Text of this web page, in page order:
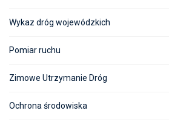
Wykaz dróg wojewódzkich
Pomiar ruchu
Zimowe Utrzymanie Dróg
Ochrona środowiska